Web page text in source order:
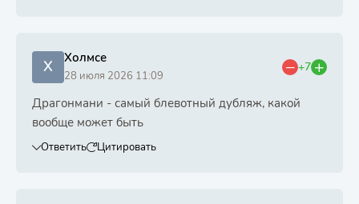
Х Холмсе
28 июля 2026 11:09
+7
Драгонмани - самый блевотный дубляж, какой
вообще может быть
Ответить Цитировать